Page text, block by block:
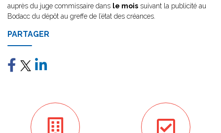
auprès du juge commissaire dans le mois suivant la publicité au
Bodacc du dépôt au greffe de l’état des créances.
PARTAGER